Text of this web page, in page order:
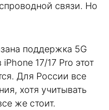
связи. Но
поддержка 5G
iPhone 17/17 Pro этот
Для России все
хотя учитывать
же стоит.